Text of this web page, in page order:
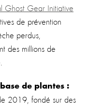
Ghost Gear Initiative
de prévention
perdus,
des millions de
de plantes :
2019, fondé sur des